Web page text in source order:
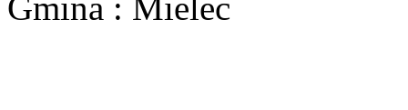
Gmina : Mielec